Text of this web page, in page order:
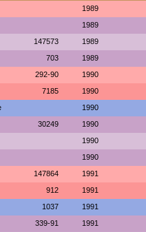
1989
1989
147573 1989
703 1989
292-90 1990
7185 1990
1990
30249 1990
1990
1990
147864 1991
912 1991
1037 1991
339-91 1991